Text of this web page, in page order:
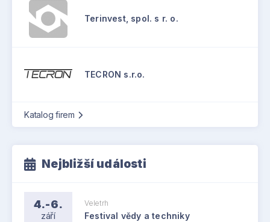
Terinvest, spol. s r. o.
TECRON s.r.o.
Katalog firem
Nejbližší události
4.-6.
září
Veletrh
Festival vědy a techniky